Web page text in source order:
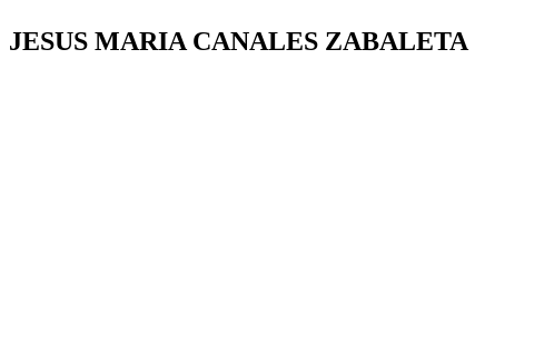
JESUS MARIA CANALES ZABALETA